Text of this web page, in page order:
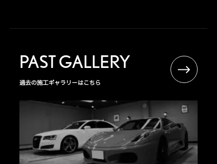
PAST GALLERY
過去の施工ギャラリーはこちら